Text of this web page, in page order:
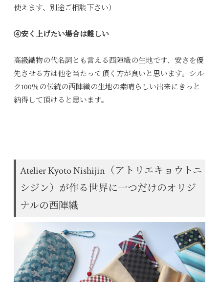
使えます、別途ご相談下さい）
④安く上げたい場合は難しい
高級織物の代名詞とも言える西陣織の生地です、安さを優
先させる方は他を当たって頂く方が良いと思います。シル
ク100％の伝統の西陣織の生地の素晴らしい出来にきっと
納得して頂けると思います。
Atelier Kyoto Nishijin（アトリエキョウトニ
シジン）が作る世界に一つだけのオリジ
ナルの西陣織